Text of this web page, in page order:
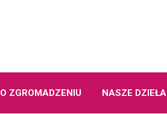
O ZGROMADZENIU NASZE DZIEŁA